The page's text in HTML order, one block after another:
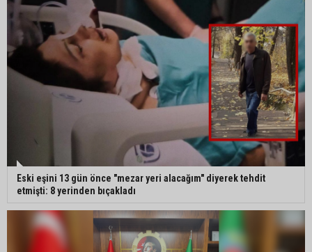
Eski eşini 13 gün önce "mezar yeri alacağım" diyerek tehdit
etmişti: 8 yerinden bıçakladı